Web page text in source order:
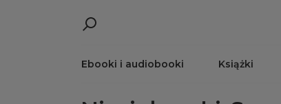
Ebooki i audiobooki Książki